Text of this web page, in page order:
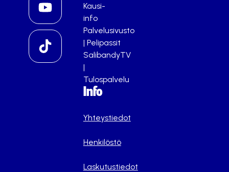
Kausi-
info
Palvelusivusto
| Pelipassit
SalibandyTV
|
Tulospalvelu
Info
Yhteystiedot
Henkilöstö
Laskutustiedot